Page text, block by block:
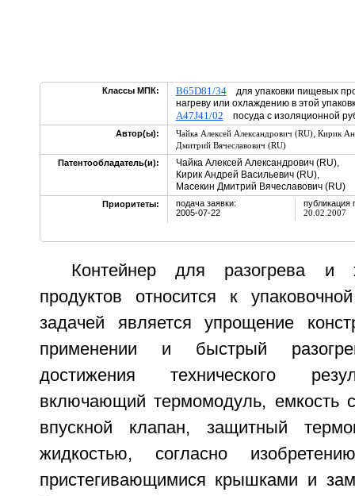
Классы МПК: B65D81/34для упаковки пищевых
нагреву или охлаждению в этой
A47J41/02 посуда с изоляционной
Автор(ы): Чайка Алексей Александрович (RU), Кирик
Дмитрий Вячеславович (RU)
Патентообладатель(и):
Чайка Алексей Александрович (RU),
Кирик Андрей Васильевич (RU),
Масекин Дмитрий Вячеславович (RU)
Приоритеты:
подача заявки:
2005-07-22
публикация
20.02.2007
Контейнер для разогрева и
продуктов относится к
задачей является упрощение
применении и быстрый
достижения технического
включающий термомодуль, емкость
впускной клапан, защитный
жидкостью, согласно
пристегивающимися крышками и